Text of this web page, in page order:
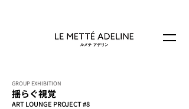
GROUP EXHIBITION
揺らぐ視覚
ART LOUNGE PROJECT #8